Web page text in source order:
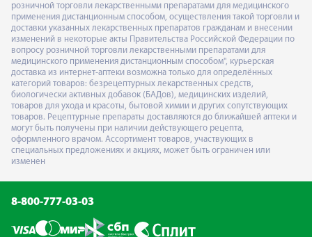
розничной торговли лекарственными препаратами для медицинского
применения дистанционным способом, осуществления такой торговли и
доставки указанных лекарственных препаратов гражданам и внесении
изменений в некоторые акты Правительства Российской Федерации по
вопросу розничной торговли лекарственными препаратами для
медицинского применения дистанционным способом", курьерская
доставка из интернет-аптеки возможна только для определённых
категорий товаров: безрецептурных лекарственных средств,
биологически активных добавок (БАДов), медицинских изделий,
товаров для ухода и красоты, бытовой химии и других сопутствующих
товаров. Рецептурные препараты доставляются до ближайшей аптеки и
могут быть получены при наличии действующего рецепта,
оформленного врачом. Ассортимент товаров, участвующих в
специальных предложениях и акциях, может быть ограничен или
изменен
8-800-777-03-03